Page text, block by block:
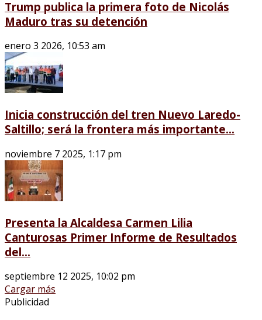
Trump publica la primera foto de Nicolás
Maduro tras su detención
enero 3 2026, 10:53 am
Inicia construcción del tren Nuevo Laredo-
Saltillo; será la frontera más importante...
noviembre 7 2025, 1:17 pm
Presenta la Alcaldesa Carmen Lilia
Canturosas Primer Informe de Resultados
del...
septiembre 12 2025, 10:02 pm
Cargar más
Publicidad